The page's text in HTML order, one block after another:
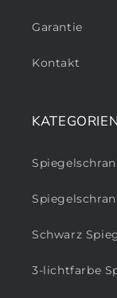
Garantie
Kontakt
KATEGORIEN
Schwarz
3-lichtfarbe